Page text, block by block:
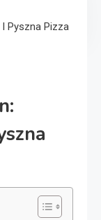
Pyszna Pizza